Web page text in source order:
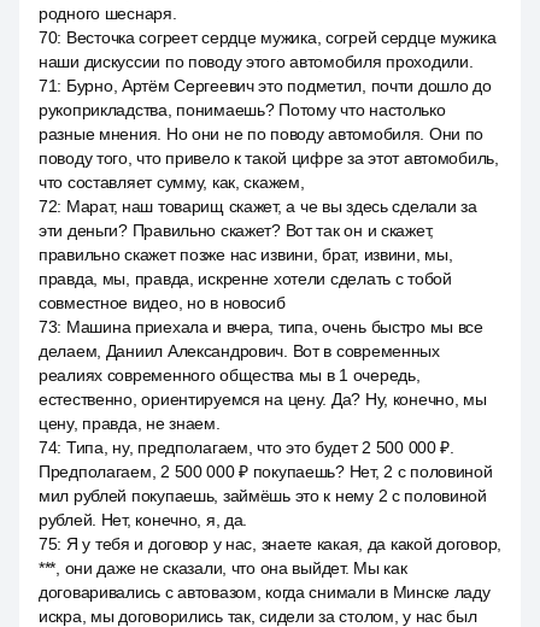
родного шеснаря.
70: Весточка согреет сердце мужика, согрей сердце мужика
наши дискуссии по поводу этого автомобиля проходили.
71: Бурно, Артём Сергеевич это подметил, почти дошло до
рукоприкладства, понимаешь? Потому что настолько
разные мнения. Но они не по поводу автомобиля. Они по
поводу того, что привело к такой цифре за этот автомобиль,
что составляет сумму, как, скажем,
72: Марат, наш товарищ скажет, а че вы здесь сделали за
эти деньги? Правильно скажет? Вот так он и скажет,
правильно скажет позже нас извини, брат, извини, мы,
правда, мы, правда, искренне хотели сделать с тобой
совместное видео, но в новосиб
73: Машина приехала и вчера, типа, очень быстро мы все
делаем, Даниил Александрович. Вот в современных
реалиях современного общества мы в 1 очередь,
естественно, ориентируемся на цену. Да? Ну, конечно, мы
цену, правда, не знаем.
74: Типа, ну, предполагаем, что это будет 2 500 000 ₽.
Предполагаем, 2 500 000 ₽ покупаешь? Нет, 2 с половиной
мил рублей покупаешь, займёшь это к нему 2 с половиной
рублей. Нет, конечно, я, да.
75: Я у тебя и договор у нас, знаете какая, да какой договор,
***, они даже не сказали, что она выйдет. Мы как
договаривались с автовазом, когда снимали в Минске ладу
искра, мы договорились так, сидели за столом, у нас был